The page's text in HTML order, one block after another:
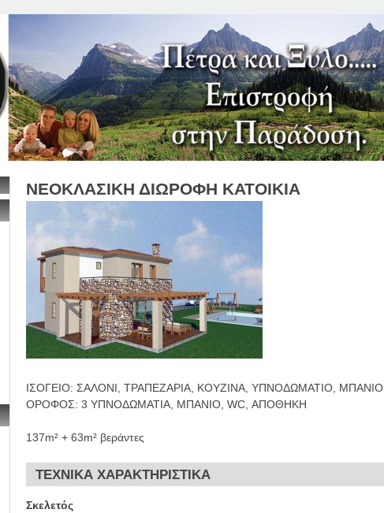
Jump to Navigation
ΝΕΟΚΛΑΣΙΚΗ ΔΙΩΡΟΦΗ ΚΑΤΟΙΚΙΑ
ΙΣΟΓΕΙΟ: ΣΑΛΟΝΙ, ΤΡΑΠΕΖΑΡΙΑ, ΚΟΥΖΙΝΑ, ΥΠΝΟΔΩΜΑΤΙΟ,
ΟΡΟΦΟΣ: 3 ΥΠΝΟΔΩΜΑΤΙΑ, ΜΠΑΝΙΟ, WC, ΑΠΟΘΗΚΗ
137m² + 63m² βεράντες
ΤΕΧΝΙΚΑ ΧΑΡΑΚΤΗΡΙΣΤΙΚΑ
Σκελετός